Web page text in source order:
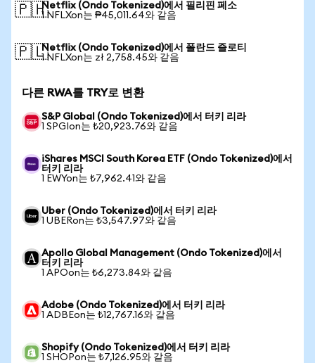
🇵🇭Netflix (Ondo Tokenized)에서 필리핀 페소
1 NFLXon는 ₱45,011.64와 같음
🇵🇱Netflix (Ondo Tokenized)에서 폴란드 즐로티
1 NFLXon는 zł 2,758.45와 같음
다른 RWA를 TRY로 변환
S&P Global (Ondo Tokenized)에서 터키 리라
1 SPGIon는 ₺20,923.76와 같음
iShares MSCI South Korea ETF (Ondo Tokenized)에서
터키 리라
1 EWYon는 ₺7,962.41와 같음
Uber (Ondo Tokenized)에서 터키 리라
1 UBERon는 ₺3,547.97와 같음
Apollo Global Management (Ondo Tokenized)에서
터키 리라
1 APOon는 ₺6,273.84와 같음
Adobe (Ondo Tokenized)에서 터키 리라
1 ADBEon는 ₺12,767.16와 같음
Shopify (Ondo Tokenized)에서 터키 리라
1 SHOPon는 ₺7,126.95와 같음